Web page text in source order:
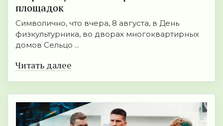
площадок
Символично, что вчера, 8 августа, в День
физкультурника, во дворах многоквартирных
домов Сельцо ...
Читать далее